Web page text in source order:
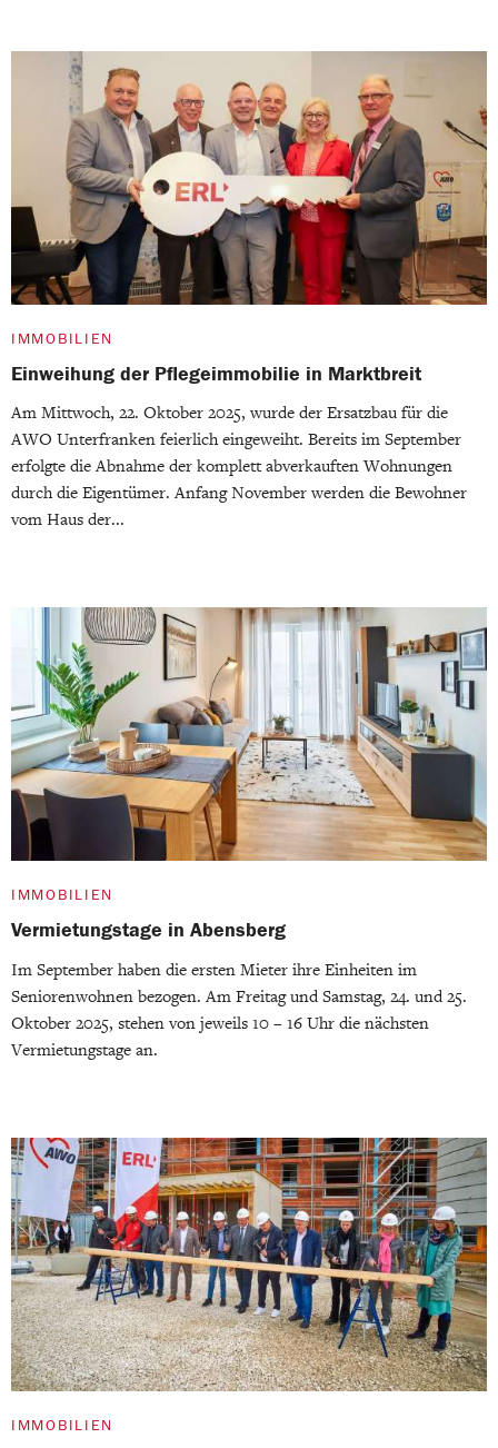
IMMOBILIEN
Einweihung der Pflegeimmobilie in Marktbreit
Am Mittwoch, 22. Oktober 2025, wurde der Ersatzbau für die
AWO Unterfranken feierlich eingeweiht. Bereits im September
erfolgte die Abnahme der komplett abverkauften Wohnungen
durch die Eigentümer. Anfang November werden die Bewohner
vom Haus der...
IMMOBILIEN
Vermietungstage in Abensberg
Im September haben die ersten Mieter ihre Einheiten im
Seniorenwohnen bezogen. Am Freitag und Samstag, 24. und 25.
Oktober 2025, stehen von jeweils 10 – 16 Uhr die nächsten
Vermietungstage an.
IMMOBILIEN